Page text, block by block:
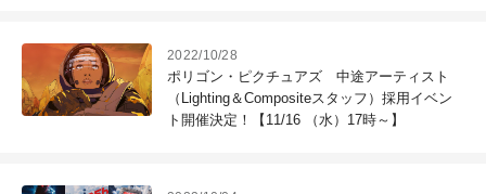
2022/10/28
ポリゴン・ピクチュアズ 中途アーティスト
（Lighting＆Compositeスタッフ）採用イベン
ト開催決定！【11/16 （水）17時～】